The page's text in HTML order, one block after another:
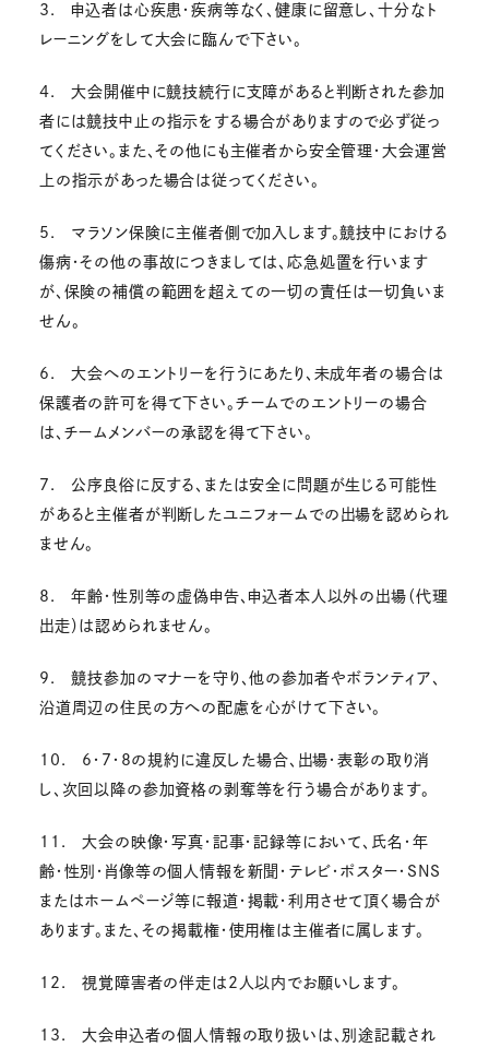
3. 申込者は心疾患・疾病等なく、健康に留意し、十分なト
レーニングをして大会に臨んで下さい。
4. 大会開催中に競技続行に支障があると判断された参加
者には競技中止の指示をする場合がありますので必ず従っ
てください。また、その他にも主催者から安全管理・大会運営
上の指示があった場合は従ってください。
5. マラソン保険に主催者側で加入します。競技中における
傷病・その他の事故につきましては、応急処置を行います
が、保険の補償の範囲を超えての一切の責任は一切負いま
せん。
6. 大会へのエントリーを行うにあたり、未成年者の場合は
保護者の許可を得て下さい。チームでのエントリーの場合
は、チームメンバーの承認を得て下さい。
7. 公序良俗に反する、または安全に問題が生じる可能性
があると主催者が判断したユニフォームでの出場を認められ
ません。
8. 年齢・性別等の虚偽申告、申込者本人以外の出場（代理
出走）は認められません。
9. 競技参加のマナーを守り、他の参加者やボランティア、
沿道周辺の住民の方への配慮を心がけて下さい。
10. 6・7・8の規約に違反した場合、出場・表彰の取り消
し、次回以降の参加資格の剥奪等を行う場合があります。
11. 大会の映像・写真・記事・記録等において、氏名・年
齢・性別・肖像等の個人情報を新聞・テレビ・ポスター・SNS
またはホームページ等に報道・掲載・利用させて頂く場合が
あります。また、その掲載権・使用権は主催者に属します。
12. 視覚障害者の伴走は2人以内でお願いします。
13. 大会申込者の個人情報の取り扱いは、別途記載され